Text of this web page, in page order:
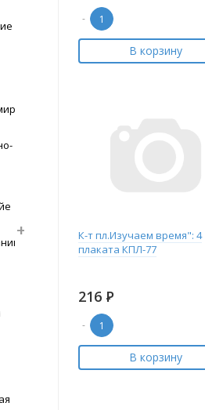
-
В корзину
К-т пл.Изучаем время": 4
плаката КПЛ-77
216 Р
-
В корзину